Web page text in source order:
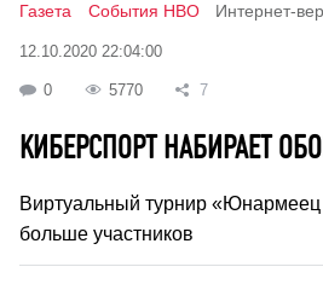
Газета События НВО Интернет-
12.10.2020 22:04:00
0 5770 7
КИБЕРСПОРТ НАБИРАЕТ
Виртуальный турнир «Юнармеец
больше участников